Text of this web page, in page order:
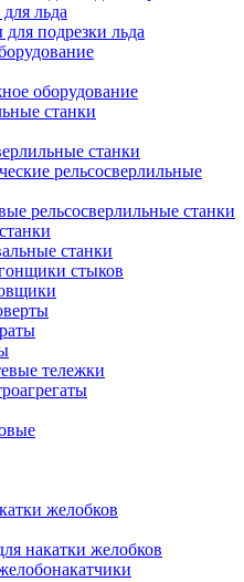
льда
подрезки льда
оборудование
станки
станки
рельсосверлильные
рельсосверлильные станки
станки
стыков
тележки
желобков
накатки желобков